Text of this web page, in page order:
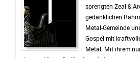
sprengten Zeal &
gedanklichen
Metal-Gemeinde
Gospel mit
Metal. Mit ihrem